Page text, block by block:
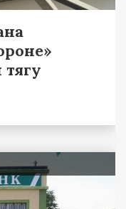
тягу